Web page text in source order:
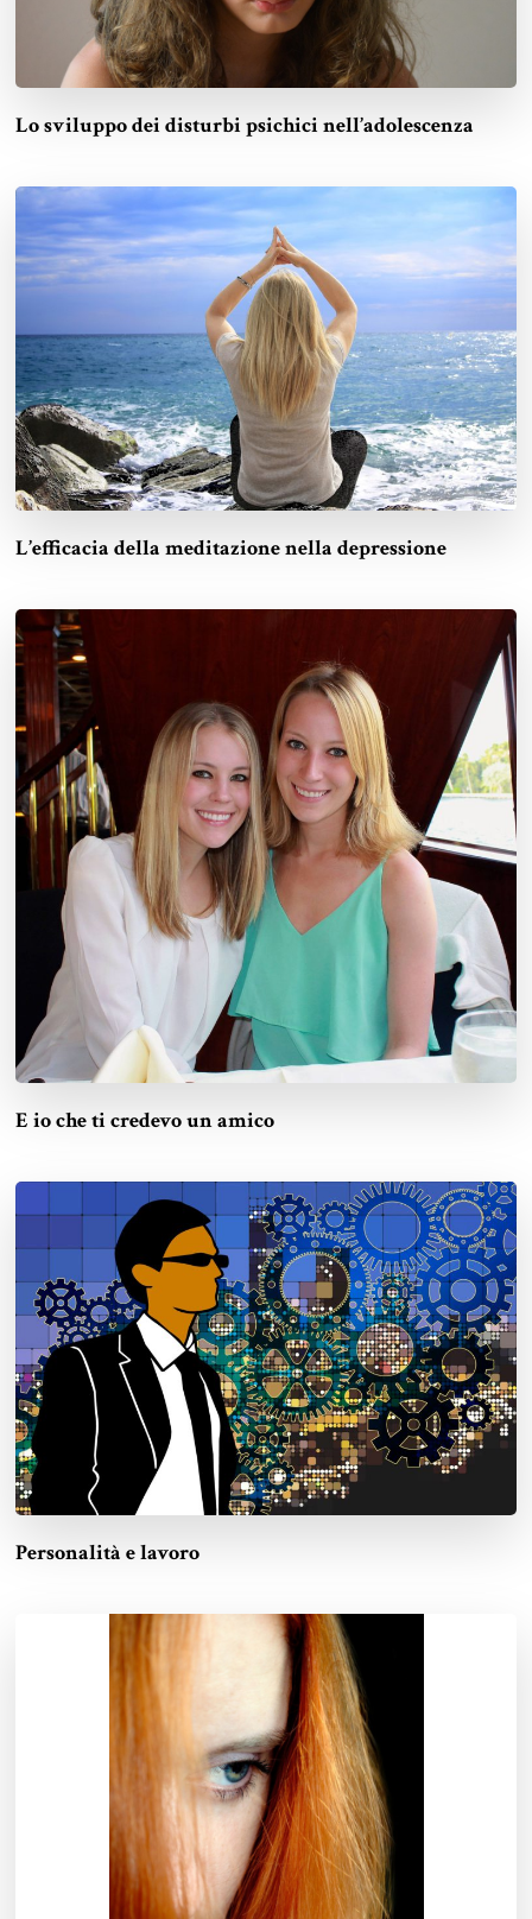
Lo sviluppo dei disturbi psichici nell’adolescenza
L’efficacia della meditazione nella depressione
E io che ti credevo un amico
Personalità e lavoro